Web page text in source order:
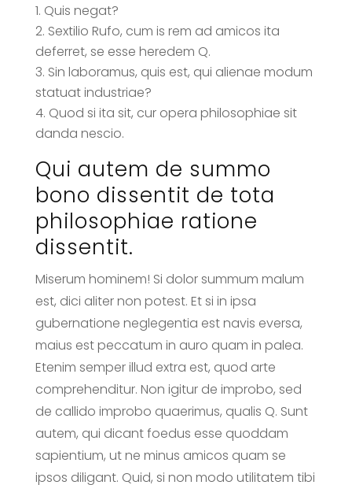
Quis negat?
Sextilio Rufo, cum is rem ad amicos ita
deferret, se esse heredem Q.
Sin laboramus, quis est, qui alienae modum
statuat industriae?
Quod si ita sit, cur opera philosophiae sit
danda nescio.
Qui autem de summo
bono dissentit de tota
philosophiae ratione
dissentit.
Miserum hominem! Si dolor summum malum
est, dici aliter non potest. Et si in ipsa
gubernatione neglegentia est navis eversa,
maius est peccatum in auro quam in palea.
Etenim semper illud extra est, quod arte
comprehenditur. Non igitur de improbo, sed
de callido improbo quaerimus, qualis Q. Sunt
autem, qui dicant foedus esse quoddam
sapientium, ut ne minus amicos quam se
ipsos diligant. Quid, si non modo utilitatem tibi